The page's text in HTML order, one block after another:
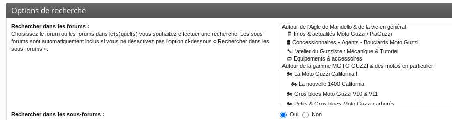
Options de recherche
Rechercher dans les forums :
Choisissez le forum ou les forums dans le(s)quel(s) vous souhaitez effectuer une recherche. Les sous-
forums sont automatiquement inclus si vous ne désactivez pas l’option ci-dessous « Rechercher dans les
sous-forums ».
Rechercher dans les sous-forums : Oui Non